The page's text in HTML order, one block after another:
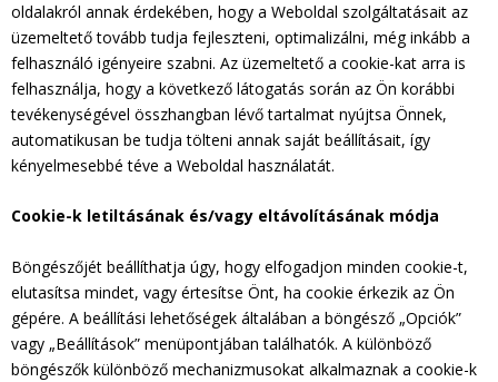
oldalakról annak érdekében, hogy a Weboldal szolgáltatásait az
üzemeltető tovább tudja fejleszteni, optimalizálni, még inkább a
felhasználó igényeire szabni. Az üzemeltető a cookie-kat arra is
felhasználja, hogy a következő látogatás során az Ön korábbi
tevékenységével összhangban lévő tartalmat nyújtsa Önnek,
automatikusan be tudja tölteni annak saját beállításait, így
kényelmesebbé téve a Weboldal használatát.
Cookie-k letiltásának és/vagy eltávolításának módja
Böngészőjét beállíthatja úgy, hogy elfogadjon minden cookie-t,
elutasítsa mindet, vagy értesítse Önt, ha cookie érkezik az Ön
gépére. A beállítási lehetőségek általában a böngésző „Opciók”
vagy „Beállítások” menüpontjában találhatók. A különböző
böngészők különböző mechanizmusokat alkalmaznak a cookie-k